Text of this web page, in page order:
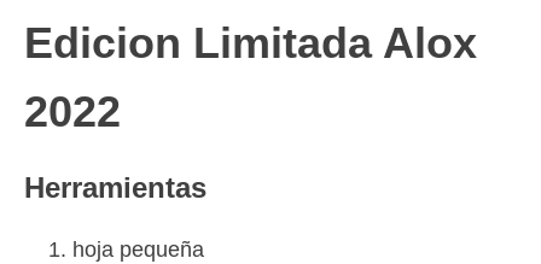
Edicion Limitada Alox
2022
Herramientas
hoja pequeña